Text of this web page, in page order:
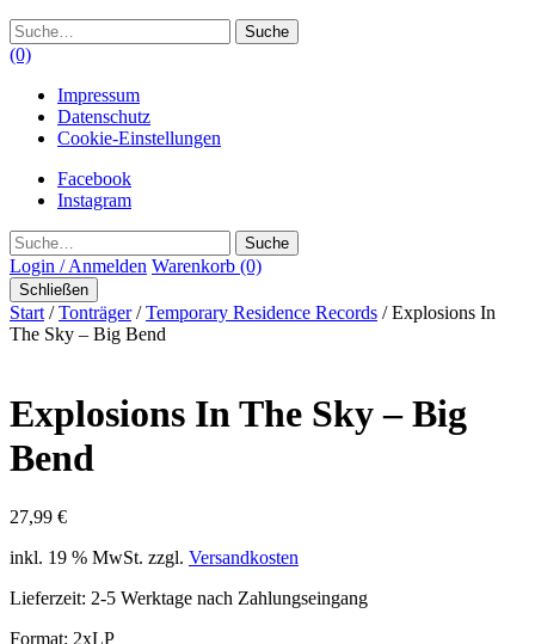
Suche
(0)
Impressum
Datenschutz
Cookie-Einstellungen
Facebook
Instagram
Suche
Login / Anmelden Warenkorb (0)
Schließen
Start /Tonträger/Temporary Residence Records / Explosions In
The Sky – Big Bend
Explosions In The Sky – Big
Bend
27,99 €
inkl. 19 % MwSt. zzgl. Versandkosten
Lieferzeit: 2-5 Werktage nach Zahlungseingang
Format: 2xLP